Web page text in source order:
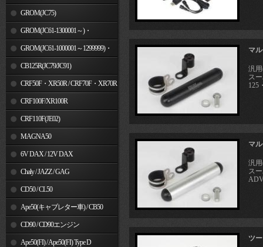
GROM(MLHJC92)
GROM(JC75)
GROM(JC61-1300001～)・
MSX125SF
GROM(JC61-1000001～1299999)・
MSX125CB125R(JC79/JC91)
CRF50F・XR50R / CRF70F・XR70R
CRF100F/XR100R
CRF110F(JE02)
MAGNA50
6V DAX / 12V DAX
Chaly / JAZZ / GAG
CD50 / CL50
Ape50(キャブレター車) / CB50
CD90 / CD90エンジン
Ape50(FI) / Ape50(FI) Type D
マ
汎
ス
125
マ
汎
ス
ツ